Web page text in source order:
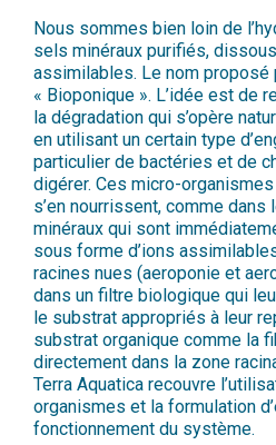
Nous sommes bien loin de
sels minéraux purifiés,
assimilables. Le nom proposé
« Bioponique ». L’idée est de
la dégradation qui s’opère
en utilisant un certain type
particulier de bactéries et de
digérer. Ces micro-
s’en nourrissent, comme
minéraux qui sont
sous forme d’ions
racines nues (aeroponie et
dans un filtre biologique qui
le substrat appropriés à leur
substrat organique comme la
directement dans la zone
Terra Aquatica recouvre
organismes et la formulation
fonctionnement du système.